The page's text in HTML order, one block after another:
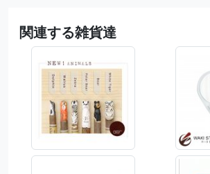
関連する雑貨達